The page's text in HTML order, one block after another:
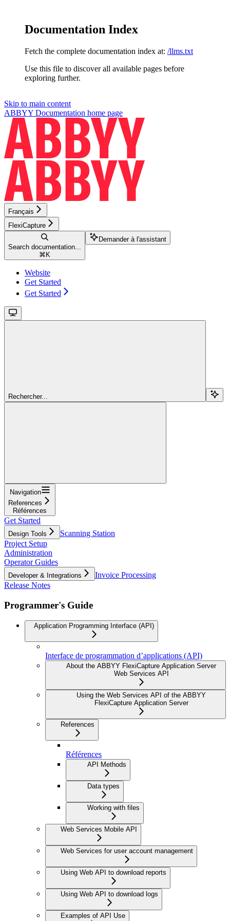
Documentation Index
Fetch the complete documentation index at: /llms.txt
Use this file to discover all available pages before
exploring further.
Skip to main content
ABBYY Documentation home page
Français
FlexiCapture
Search documentation...
⌘ K
Demander à l'assistant
Website
Get Started
Get Started
Rechercher...
Navigation
References
Références
Get Started
Design Tools
Scanning Station
Project Setup
Administration
Operator Guides
Developer & Integrations
Invoice Processing
Release Notes
Programmer's Guide
Application Programming Interface (API)
Interface de programmation d’applications (API)
About the ABBYY FlexiCapture Application Server
Web Services API
Using the Web Services API of the ABBYY
FlexiCapture Application Server
References
Références
API Methods
Data types
Working with files
Web Services Mobile API
Web Services for user account management
Using Web API to download reports
Using Web API to download logs
Examples of API Use